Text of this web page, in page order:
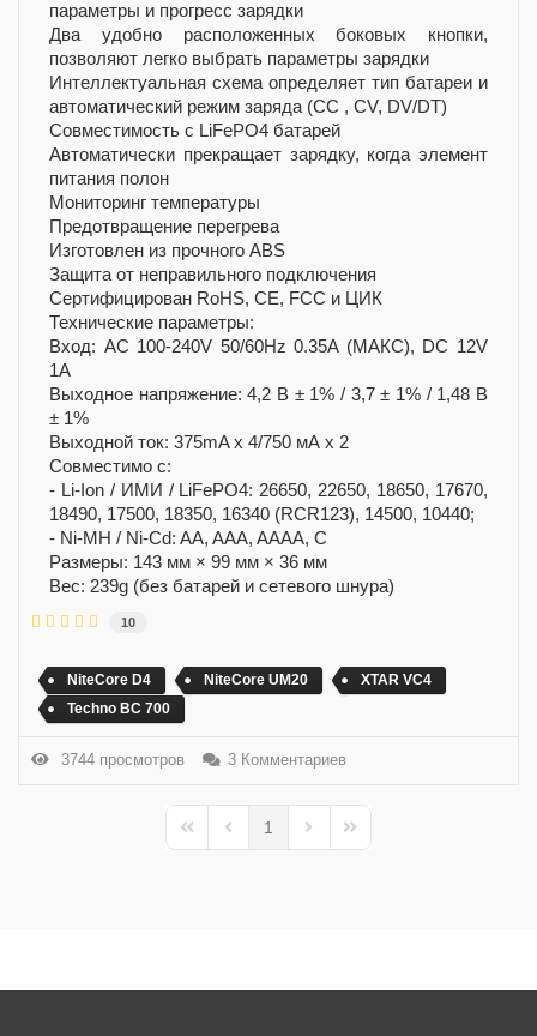
параметры и прогресс зарядки
Два удобно расположенных боковых кнопки,
позволяют легко выбрать параметры зарядки
Интеллектуальная схема определяет тип батареи и
автоматический режим заряда (CC , CV, DV/DT)
Совместимость с LiFePO4 батарей
Автоматически прекращает зарядку, когда элемент
питания полон
Мониторинг температуры
Предотвращение перегрева
Изготовлен из прочного ABS
Защита от неправильного подключения
Сертифицирован RoHS, CE, FCC и ЦИК
Технические параметры:
Вход: AC 100-240V 50/60Hz 0.35A (МАКС), DC 12V
1A
Выходное напряжение: 4,2 В ± 1% / 3,7 ± 1% / 1,48 В
± 1%
Выходной ток: 375mA х 4/750 мА х 2
Совместимо с:
- Li-Ion / ИМИ / LiFePO4: 26650, 22650, 18650, 17670,
18490, 17500, 18350, 16340 (RCR123), 14500, 10440;
- Ni-MH / Ni-Cd: AA, AAA, AAAA, C
Размеры: 143 мм × 99 мм × 36 мм
Вес: 239g (без батарей и сетевого шнура)
10
NiteCore D4 NiteCore UM20
XTAR VC4
Techno BC 700
3744 просмотров 3 Комментариев
First PagePrevious Page
1
Next PageLast Page